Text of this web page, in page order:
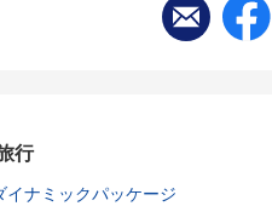
行
イナミックパッケージ